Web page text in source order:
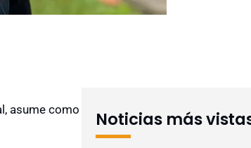
asume como
Noticias más